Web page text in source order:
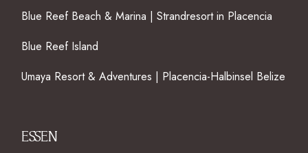
Blue Reef Beach & Marina | Strandresort in Placencia
Blue Reef Island
Umaya Resort & Adventures | Placencia-Halbinsel Belize
ESSEN